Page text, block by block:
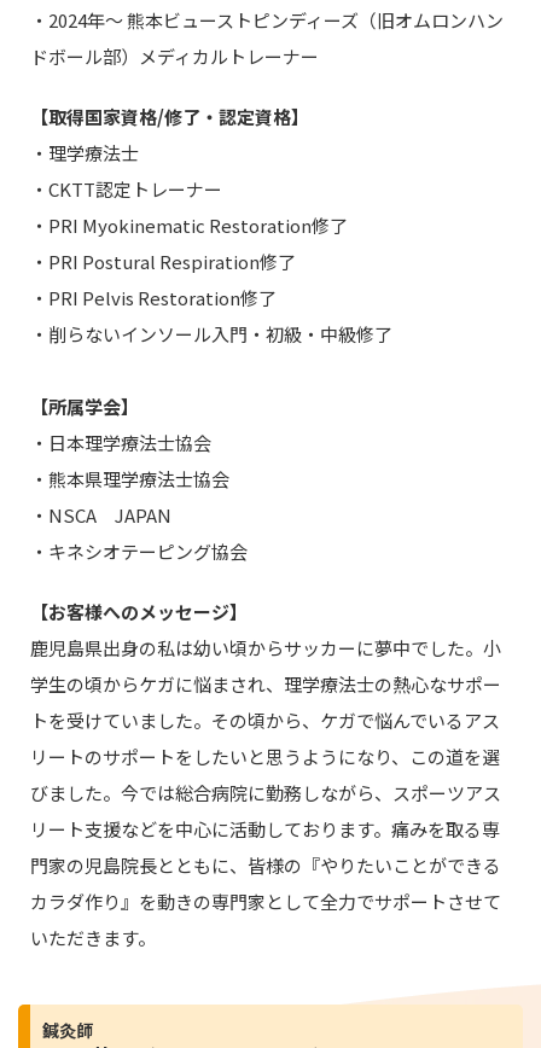
・2024年〜 熊本ビューストピンディーズ（旧オムロンハン
ドボール部）メディカルトレーナー
【取得国家資格/修了・認定資格】
・理学療法士
・CKTT認定トレーナー
・PRI Myokinematic Restoration修了
・PRI Postural Respiration修了
・PRI Pelvis Restoration修了
・削らないインソール入門・初級・中級修了
【所属学会】
・日本理学療法士協会
・熊本県理学療法士協会
・NSCA JAPAN
・キネシオテーピング協会
【お客様へのメッセージ】
鹿児島県出身の私は幼い頃からサッカーに夢中でした。小
学生の頃からケガに悩まされ、理学療法士の熱心なサポー
トを受けていました。その頃から、ケガで悩んでいるアス
リートのサポートをしたいと思うようになり、この道を選
びました。今では総合病院に勤務しながら、スポーツアス
リート支援などを中心に活動しております。痛みを取る専
門家の児島院長とともに、皆様の『やりたいことができる
カラダ作り』を動きの専門家として全力でサポートさせて
いただきます。
鍼灸師